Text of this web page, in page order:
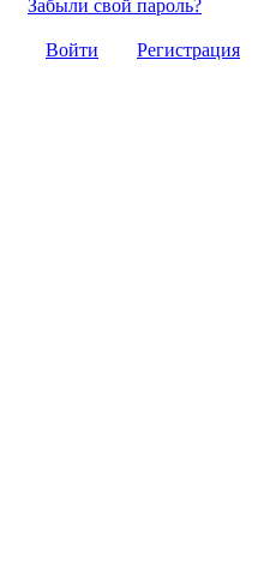
Забыли свой пароль?
Войти Регистрация